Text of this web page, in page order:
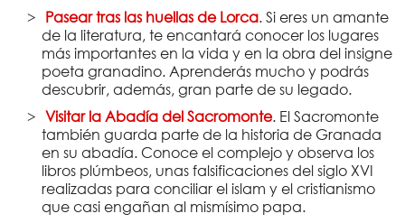
Pasear tras las huellas de Lorca. Si eres un amante
de la literatura, te encantará conocer los lugares
más importantes en la vida y en la obra del insigne
poeta granadino. Aprenderás mucho y podrás
descubrir, además, gran parte de su legado.
Visitar la Abadía del Sacromonte. El Sacromonte
también guarda parte de la historia de Granada
en su abadía. Conoce el complejo y observa los
libros plúmbeos, unas falsificaciones del siglo XVI
realizadas para conciliar el islam y el cristianismo
que casi engañan al mismísimo papa.